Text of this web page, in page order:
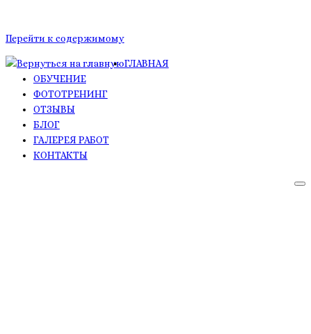
Перейти к содержимому
ГЛАВНАЯ
ОБУЧЕНИЕ
ФОТОТРЕНИНГ
ОТЗЫВЫ
БЛОГ
ГАЛЕРЕЯ РАБОТ
КОНТАКТЫ